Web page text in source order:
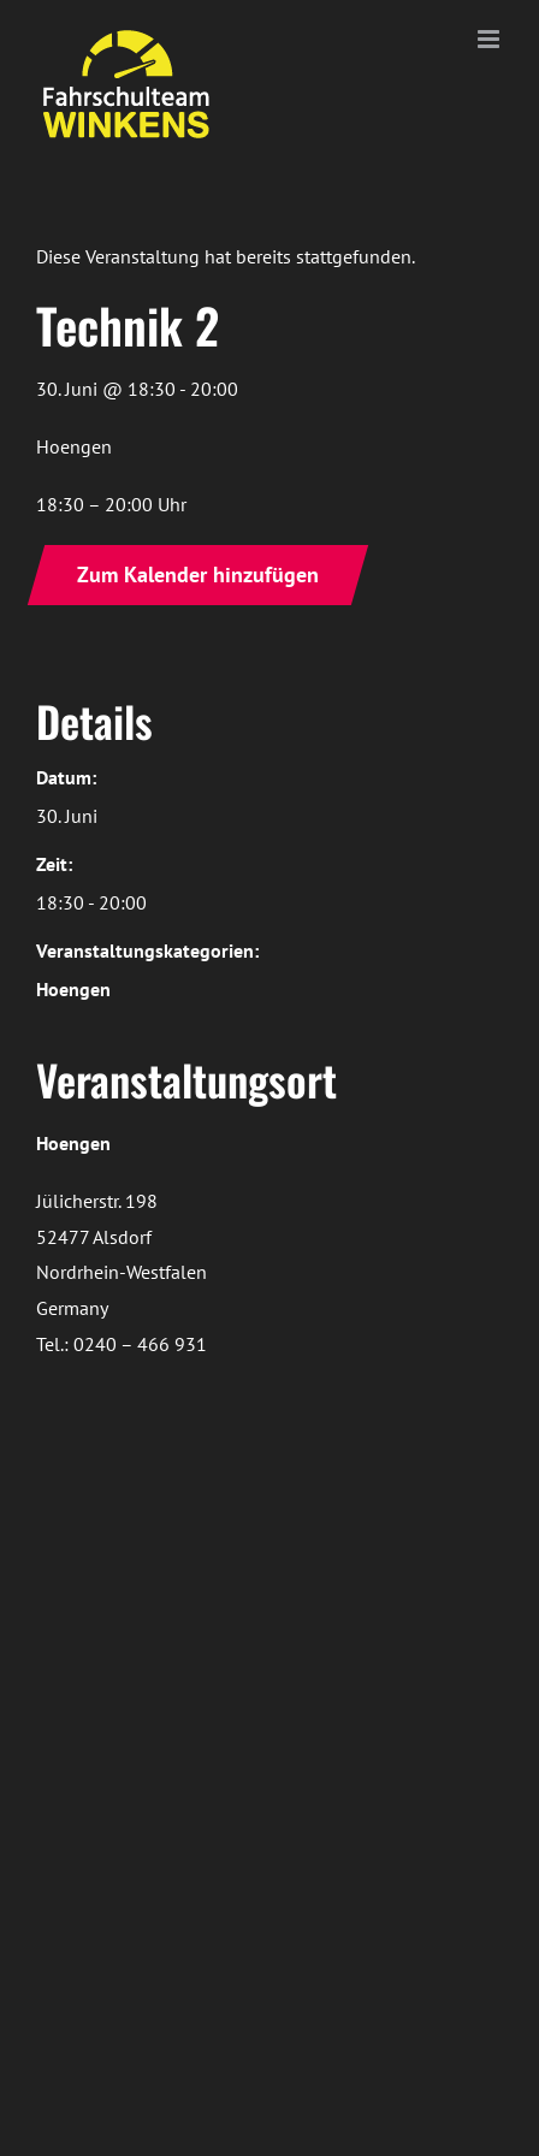
springen
Diese Veranstaltung hat bereits stattgefunden.
Technik 2
30. Juni @ 18:30 - 20:00
Hoengen
18:30 – 20:00 Uhr
Zum Kalender hinzufügen
Details
Datum:
30. Juni
Zeit:
18:30 - 20:00
Veranstaltungskategorien:
Hoengen
Veranstaltungsort
Hoengen
Jülicherstr. 198
52477 Alsdorf
Nordrhein-Westfalen
Germany
Tel.: 0240 – 466 931